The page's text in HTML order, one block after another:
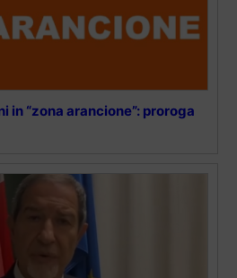
in “zona arancione”: proroga